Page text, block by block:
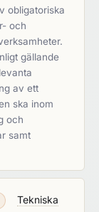
obligatoriska
och
gällande
av ett
ska inom
och
samt
Tekniska